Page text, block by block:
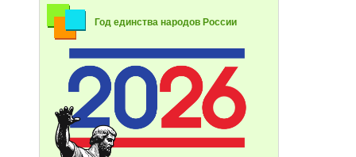
Год единства народов России